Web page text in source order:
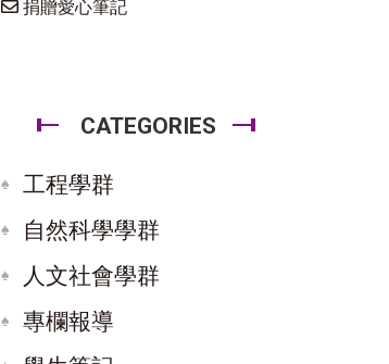
捐贈愛心筆記
CATEGORIES
工程學群
自然科學學群
人文社會學群
專欄報導